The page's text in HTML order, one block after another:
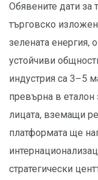
Обявените дати за
търговско
зелената енергия,
устойчиви
индустрия са 3–5
превърна в еталон
лицата, вземащи
платформата ще
стратегически